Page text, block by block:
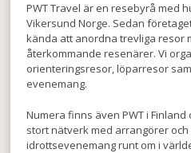
PWT Travel är en resebyrå med
Vikersund Norge. Sedan
kända att anordna trevliga resor
återkommande resenärer. Vi
orienteringsresor, löparresor
evenemang.
Numera finns även PWT i
stort nätverk med arrangörer
idrottsevenemang runt om i